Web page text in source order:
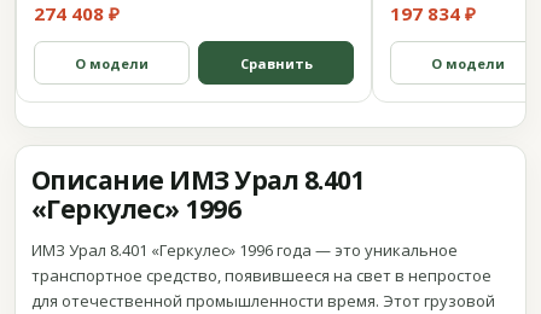
274 408 ₽
О модели Сравнить
197 834 ₽
О модели
Описание ИМЗ Урал 8.401
«Геркулес» 1996
ИМЗ Урал 8.401 «Геркулес» 1996 года — это уникальное
транспортное средство, появившееся на свет в непростое
для отечественной промышленности время. Этот грузовой